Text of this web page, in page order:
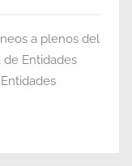
a plenos del
de Entidades